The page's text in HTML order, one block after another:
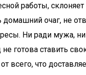
работы,
домашний очаг, не
Ни ради мужа,
готова ставить
всего, что